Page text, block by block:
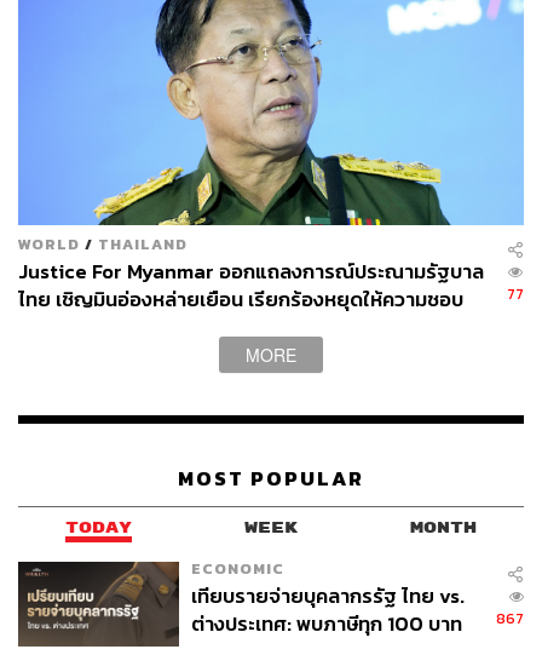
ที่ดิน เชื้อไวรัสโคโรนา
COVID-19
USA Australia
ราคาบ้าน
Hong Kong
CNN Los Angeles
ทีมข่าว THE STANDARD
WORLD / THAILAND
Justice For Myanmar ออกแถลงการณ์ประณามรัฐบาล
ไทย เชิญมินอ่องหล่ายเยือน เรียกร้องหยุดให้ความชอบ
77
MORE
MOST POPULAR
TODAY WEEK MONTH
ECONOMIC
เทียบรายจ่ายบุคลากรรัฐ ไทย vs.
ต่างประเทศ: พบภาษีทุก 100 บาท
867